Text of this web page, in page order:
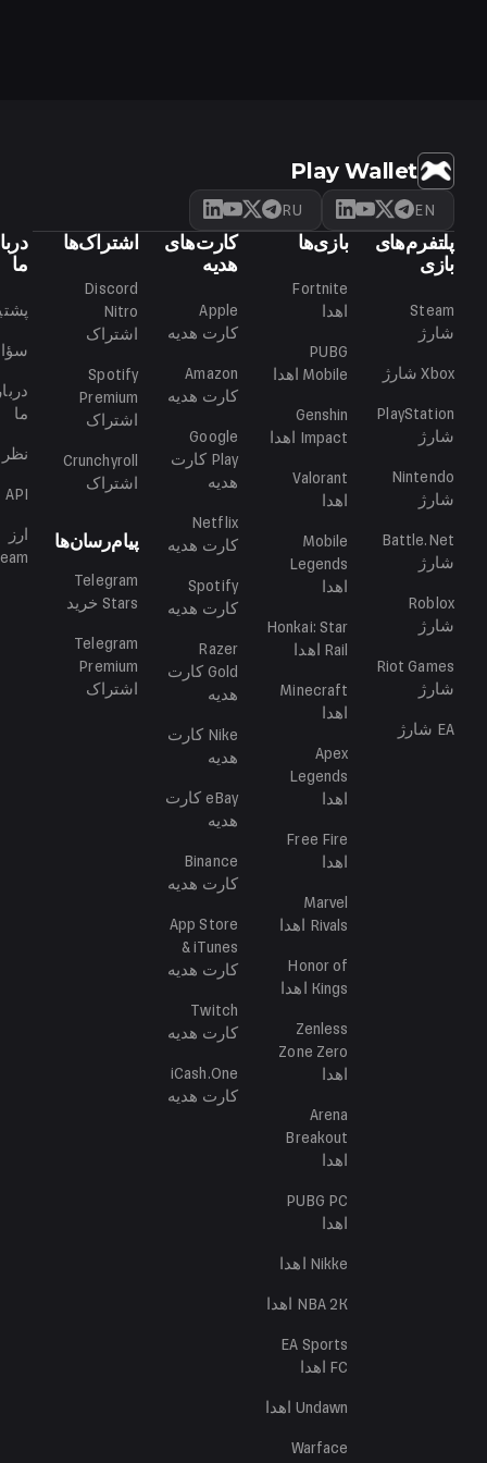
Play Wallet
EN
RU
پلتفرم‌های
بازی
Steam
شارژ
Xbox شارژ
PlayStation
شارژ
Nintendo
شارژ
Battle.Net
شارژ
Roblox
شارژ
Riot Games
شارژ
EA شارژ
بازی‌ها
Fortnite
اهدا
PUBG
Mobile اهدا
Genshin
Impact اهدا
Valorant
اهدا
Mobile
Legends
اهدا
Honkai: Star
Rail اهدا
Minecraft
اهدا
Apex
Legends
اهدا
Free Fire
اهدا
Marvel
Rivals اهدا
Honor of
Kings اهدا
Zenless
Zone Zero
اهدا
Arena
Breakout
اهدا
PUBG PC
اهدا
Nikke اهدا
NBA 2K اهدا
EA Sports
FC اهدا
Undawn اهدا
Warface
کارت‌های
هدیه
Apple
کارت هدیه
Amazon
کارت هدیه
Google
Play کارت
هدیه
Netflix
کارت هدیه
Spotify
کارت هدیه
Razer
Gold کارت
هدیه
Nike کارت
هدیه
eBay کارت
هدیه
Binance
کارت هدیه
App Store
& iTunes
کارت هدیه
Twitch
کارت هدیه
iCash.One
کارت هدیه
اشتراک‌ها
Discord
Nitro
اشتراک
Spotify
Premium
اشتراک
Crunchyroll
اشتراک
پیام‌رسان‌ها
Telegram
Stars خرید
Telegram
Premium
اشتراک
ما
ما
API
ارز